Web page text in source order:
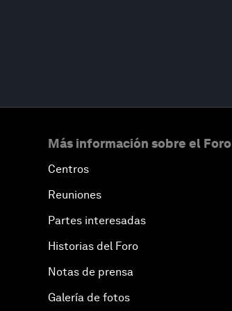
Más información sobre el Foro
Centros
Reuniones
Partes interesadas
Historias del Foro
Notas de prensa
Galería de fotos